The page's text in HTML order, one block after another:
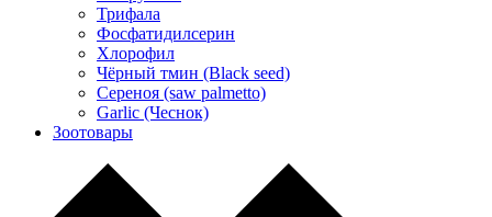
Трифала
Фосфатидилсерин
Хлорофил
Чёрный тмин (Black seed)
Сереноя (saw palmetto)
Garlic (Чеснок)
Зоотовары